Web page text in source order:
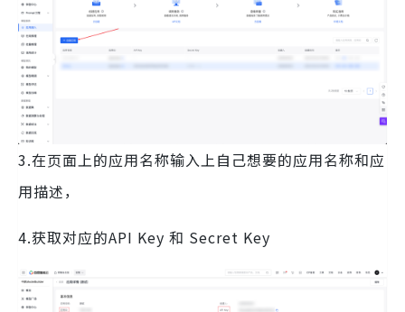
3.在页面上的应用名称输入上自己想要的应用名称和应
用描述，
4.获取对应的API Key 和 Secret Key